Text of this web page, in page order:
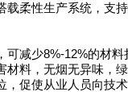
性生产系统，支持
减少8%-12%的材料
，无烟无异味，绿
使从业人员向技术